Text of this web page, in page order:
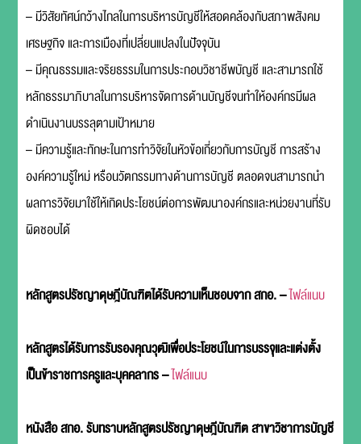
– มีวิสัยทัศน์กว้างไกลในการบริหารบัญชีให้สอดคล้องกับสภาพสังคม
เศรษฐกิจ และการเมืองที่เปลี่ยนแปลงในปัจจุบัน
– มีคุณธรรมและจริยธรรมในการประกอบวิชาชีพบัญชี และสามารถใช้
หลักธรรมาภิบาลในการบริหารจัดการด้านบัญชีจนทำให้องค์กรมีผล
ดำเนินงานบรรลุตามเป้าหมาย
– มีความรู้และทักษะในการทำวิจัยในหัวข้อเกี่ยวกับการบัญชี การสร้าง
องค์ความรู้ใหม่ หรือนวัตกรรมทางด้านการบัญชี ตลอดจนสามารถนำ
ผลการวิจัยมาใช้ให้เกิดประโยชน์ต่อการพัฒนาองค์กรและหน่วยงานที่รับ
ผิดชอบได้
หลักสูตรปรัชญาดุษฎีบัณฑิตได้รับความเห็นชอบจาก สกอ. –ไฟล์แนบ
หลักสูตรได้รับการรับรองคุณวุฒิเพื่อประโยชน์ในการบรรจุและแต่งตั้ง
เป็นข้าราชการครูและบุคคลากร –ไฟล์แนบ
หนังสือ สกอ. รับทราบหลักสูตรปรัชญาดุษฎีบัณฑิต สาขาวิชาการบัญชี